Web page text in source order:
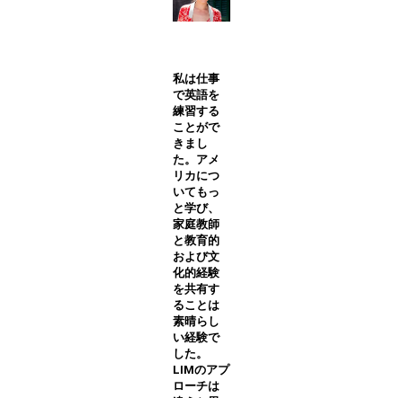
私は仕事
で英語を
練習する
ことがで
きまし
た。アメ
リカにつ
いてもっ
と学び、
家庭教師
と教育的
および文
化的経験
を共有す
ることは
素晴らし
い経験で
した。
LIMのアプ
ローチは